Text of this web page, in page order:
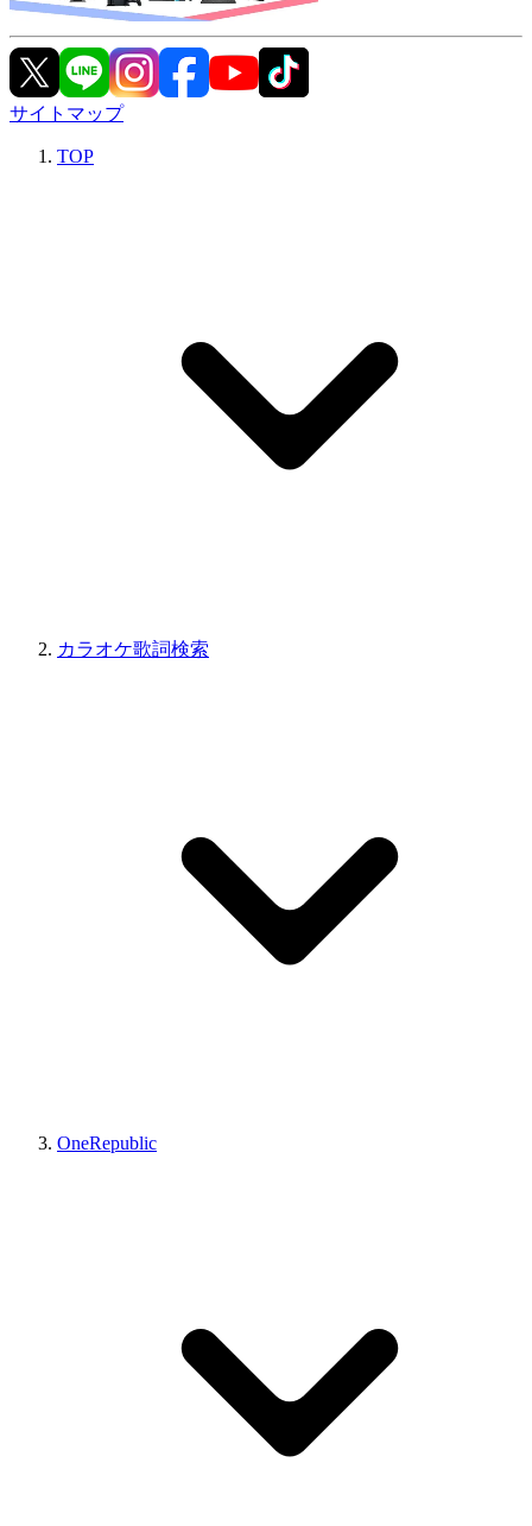
サイトマップ
TOP
カラオケ歌詞検索
OneRepublic